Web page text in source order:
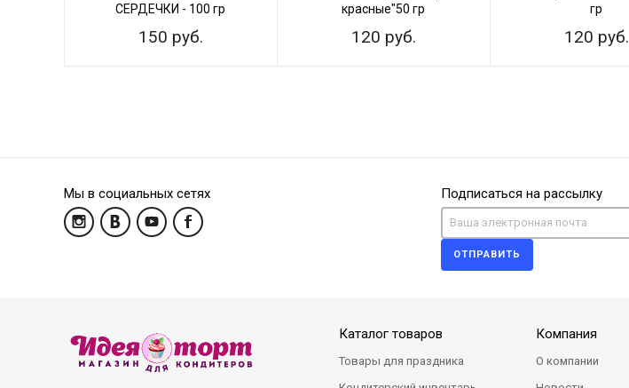
СЕРДЕЧКИ - 100 гр
150 руб.
красные"50 гр
120 руб.
гр
120 руб.
Мы в социальных сетях Подписаться на рассылку
ОТПРАВИТЬ
Каталог товаров
Товары для праздника
Компания
О компании